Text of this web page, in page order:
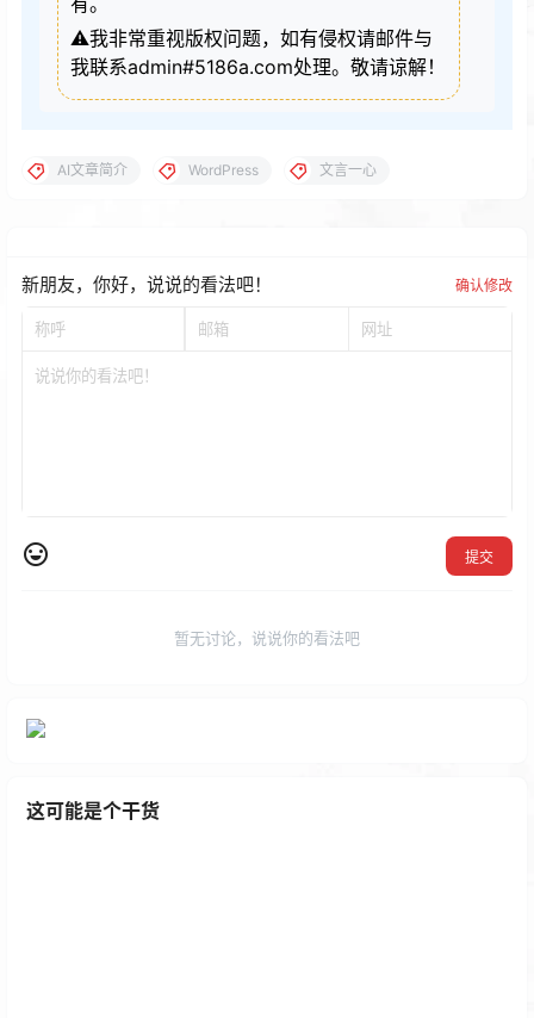
⚠️我非常重视版权问题，如有侵权请邮件与
我联系admin#5186a.com处理。敬请谅解！
AI文章简介 WordPress 文言一心
新朋友，你好，说说的看法吧！ 确认修改
提交
暂无讨论，说说你的看法吧
这可能是个干货